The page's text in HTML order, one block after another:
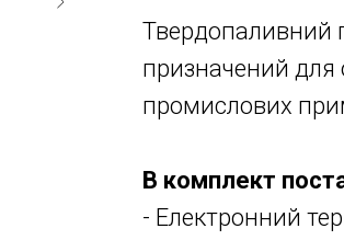
Твердопаливний
призначений для
промислових
В комплект
- Електронний